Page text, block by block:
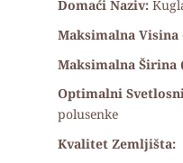
Domaći Naziv:
Maksimalna Visina
Maksimalna Širina
Optimalni
polusenke
Kvalitet Zemljišta: